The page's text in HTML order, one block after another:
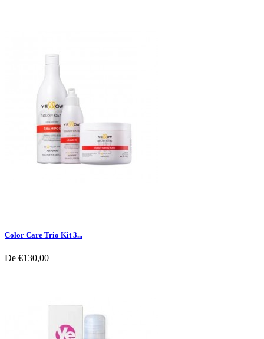
Color Care Trio Kit 3...
De €130,00